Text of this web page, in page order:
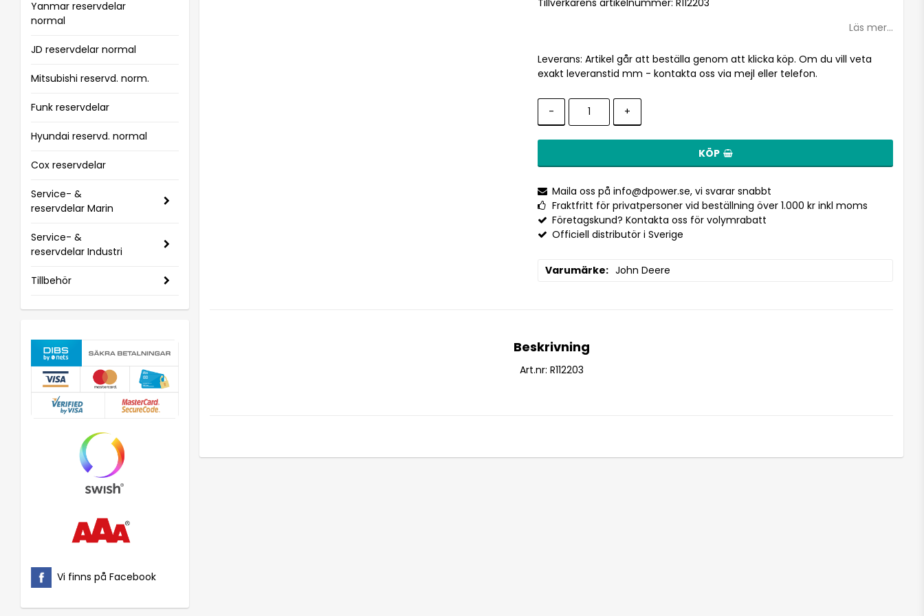
Yanmar reservdelar
normal
JD reservdelar normal
Mitsubishi reservd. norm.
Funk reservdelar
Hyundai reservd. normal
Cox reservdelar
Service- &
reservdelar Marin
Service- &
reservdelar Industri
Tillbehör
Vi finns på Facebook
Läs mer...
Leverans:Artikel går att beställa genom att klicka köp. Om du vill veta
exakt leveranstid mm - kontakta oss via mejl eller telefon.
- +
KÖP
Maila oss påinfo@dpower.se, vi svarar snabbt
Fraktfritt för privatpersoner vid beställning över 1.000 kr inkl moms
Företagskund? Kontakta oss för volymrabatt
Officiell distributör i Sverige
Varumärke John Deere
Beskrivning
Art.nr: R112203